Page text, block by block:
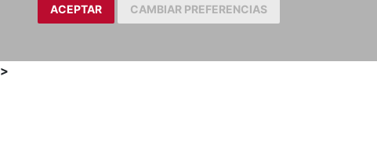
ACEPTAR CAMBIAR PREFERENCIAS
>